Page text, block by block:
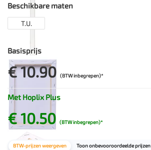
Beschikbare maten
T.U.
Basisprijs
€ 10.90 (BTW inbegrepen)*
Met Hoplix Plus
€ 10.50 (BTW inbegrepen)*
BTW-prijzen weergeven Toon onbevooroordeelde prijzen